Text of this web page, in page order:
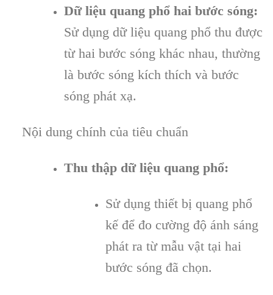
Dữ liệu quang phổ hai bước sóng:
Sử dụng dữ liệu quang phổ thu được
từ hai bước sóng khác nhau, thường
là bước sóng kích thích và bước
sóng phát xạ.
Nội dung chính của tiêu chuẩn
Thu thập dữ liệu quang phổ:
Sử dụng thiết bị quang phổ
kế để đo cường độ ánh sáng
phát ra từ mẫu vật tại hai
bước sóng đã chọn.